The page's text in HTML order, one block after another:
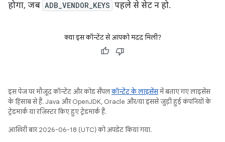
होगा, जब ADB_VENDOR_KEYS पहले से सेट न हो.
क्या इस कॉन्टेंट से आपको मदद मिली?
इस पेज पर मौजूद कॉन्टेंट और कोड सैंपलकॉन्टेंट के लाइसेंसमें बताए गए लाइसेंस
के हिसाब से हैं. Java और OpenJDK, Oracle और/या इससे जुड़ी हुई कंपनियों के
ट्रेडमार्क या रजिस्टर किए हुए ट्रेडमार्क हैं.
आखिरी बार 2026-06-18 (UTC) को अपडेट किया गया.